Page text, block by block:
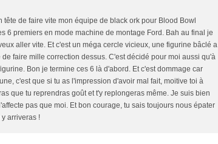
de faire vite mon équipe de black ork pour Blood Bowl
6 premiers en mode machine de montage Ford. Bah au final je
aller vite. Et c'est un méga cercle vicieux, une figurine bâclé a
faire mille correction dessus. C'est décidé pour moi aussi qu'à
Bon je termine ces 6 là d'abord. Et c'est dommage car
c'est que si tu as l'impression d'avoir mal fait, moitive toi à
que tu reprendras goût et t'y replongeras même. Je suis bien
pas que moi. Et bon courage, tu sais toujours nous épater
arriveras !